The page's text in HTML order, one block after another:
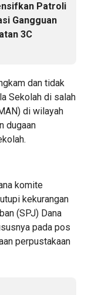
Patroli
Gangguan
3C
dan tidak
Sekolah di salah
di wilayah
dugaan
komite
kekurangan
(SPJ) Dana
pada pos
perpustakaan